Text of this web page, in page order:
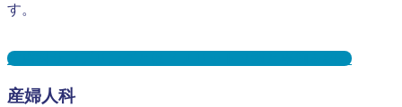
す。
皮膚科サンプリングとは？メリット３選と事例を紹介
産婦人科